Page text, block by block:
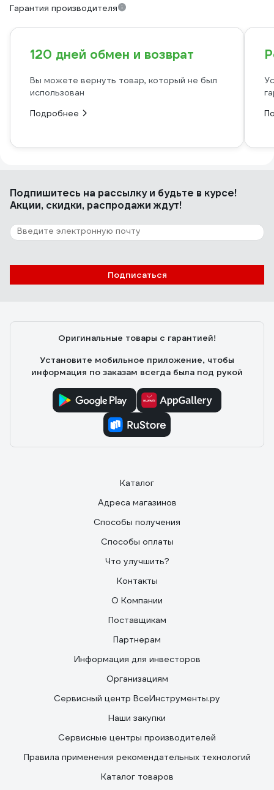
Гарантия производителя
120 дней обмен и возврат
Вы можете вернуть товар, который не был
использован
Подробнее
Подпишитесь на рассылкуи будьте в курсе!
Акции, скидки, распродажи ждут!
Подписаться
Оригинальные товары с гарантией!
Установите мобильное приложение, чтобы
информация по заказам всегда была под рукой
Каталог
Адреса магазинов
Способы получения
Способы оплаты
Что улучшить?
Контакты
О Компании
Поставщикам
Партнерам
Информация для инвесторов
Организациям
Сервисный центр ВсеИнструменты.ру
Наши закупки
Сервисные центры производителей
Правила применения рекомендательных технологий
Каталог товаров